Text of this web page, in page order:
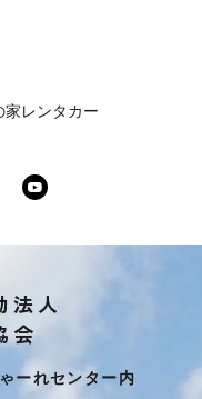
家レンタカー
法人
会
ーれセンター内